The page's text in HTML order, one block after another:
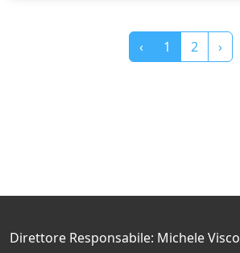
‹ 1 2 ›
Direttore Responsabile: Michele Visco